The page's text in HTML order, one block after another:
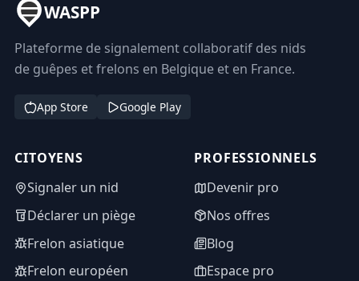
WASPP
Plateforme de signalement collaboratif des nids
de guêpes et frelons en Belgique et en France.
App Store Google Play
CITOYENS
Signaler un nid
Déclarer un piège
Frelon asiatique
Frelon européen
PROFESSIONNELS
Devenir pro
Nos offres
Blog
Espace pro